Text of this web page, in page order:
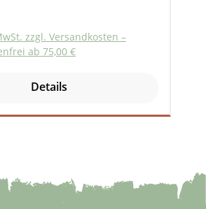
Ausbleichung und
die
Mehr Infos im
ein und hält es elastisch
natürliche Farbton wird
zzgl. Versandkosten –
ab 75,00 €
Details